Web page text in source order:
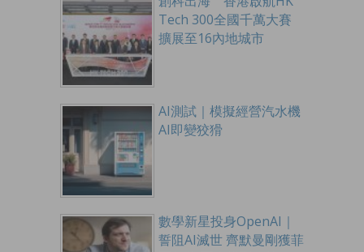
Tech 300全國千萬大賽
擴展至16內地城市
AI測試｜模擬經營汽水機
AI即變狡猾
數學新星投身OpenAI｜
誓阻AI滅世 齊默曼剛獲菲